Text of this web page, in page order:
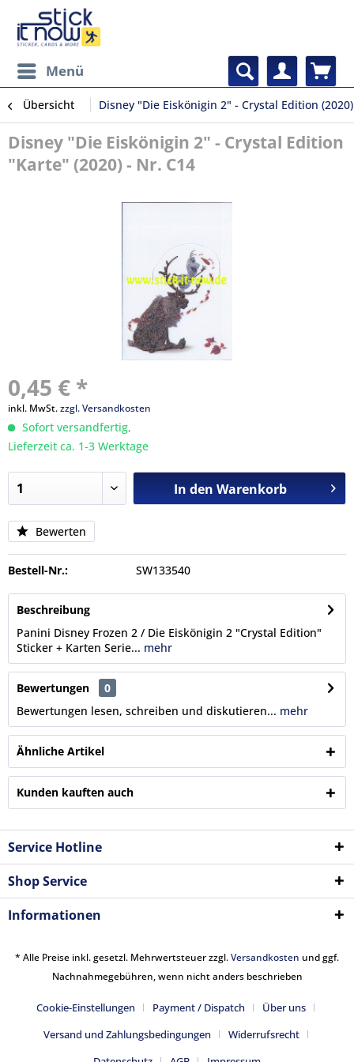
Menü
Übersicht Disney "Die Eiskönigin 2" - Crystal Edition (2020)
Disney "Die Eiskönigin 2" - Crystal Edition
"Karte" (2020) - Nr. C14
0,45 € *
inkl. MwSt.zzgl. Versandkosten
Sofort versandfertig,
Lieferzeit ca. 1-3 Werktage
In den Warenkorb
Bewerten
Bestell-Nr.: SW133540
Beschreibung
Panini Disney Frozen 2 / Die Eiskönigin 2 "Crystal Edition"
Sticker + Karten Serie... mehr
Bewertungen
0
Bewertungen lesen, schreiben und diskutieren... mehr
Ähnliche Artikel
Kunden kauften auch
Service Hotline
Shop Service
Informationen
* Alle Preise inkl. gesetzl. Mehrwertsteuer zzgl.Versandkosten und ggf.
Nachnahmegebühren, wenn nicht anders beschrieben
Cookie-Einstellungen Payment / Dispatch
Über uns
Versand und Zahlungsbedingungen
Widerrufsrecht